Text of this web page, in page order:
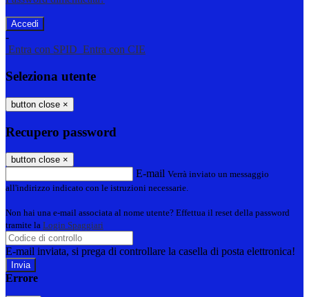
-
Entra con SPID Entra con CIE
Seleziona utente
button close ×
Recupero password
button close ×
E-mail Verrà inviato un messaggio
all'indirizzo indicato con le istruzioni necessarie.
Non hai una e-mail associata al nome utente? Effettua il reset della password
tramite la Login Spaggiari
E-mail inviata, si prega di controllare la casella di posta elettronica!
Errore